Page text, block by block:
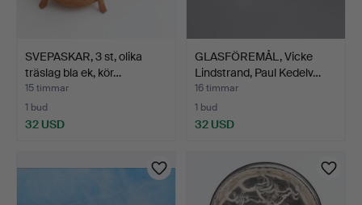
SVEPASKAR, 3 st, olika
träslag bla ek, kör…
15 timmar
1 bud
32 USD
GLASFÖREMÅL, Vicke
Lindstrand, Paul Kedelv…
16 timmar
1 bud
32 USD